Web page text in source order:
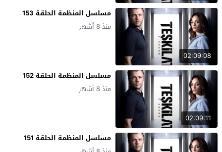
02:09:08
مسلسل المنظمة الحلقة 153
منذ 8 أشهر
02:09:11
مسلسل المنظمة الحلقة 152
منذ 8 أشهر
مسلسل المنظمة الحلقة 151